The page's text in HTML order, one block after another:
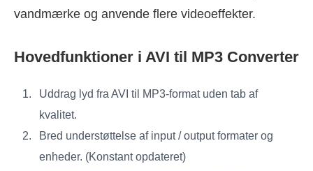
vandmærke og anvende flere videoeffekter.
Hovedfunktioner i AVI til MP3 Converter
Uddrag lyd fra AVI til MP3-format uden tab af
kvalitet.
Bred understøttelse af input / output formater og
enheder. (Konstant opdateret)